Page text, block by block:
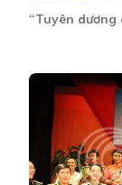
“Tuyên